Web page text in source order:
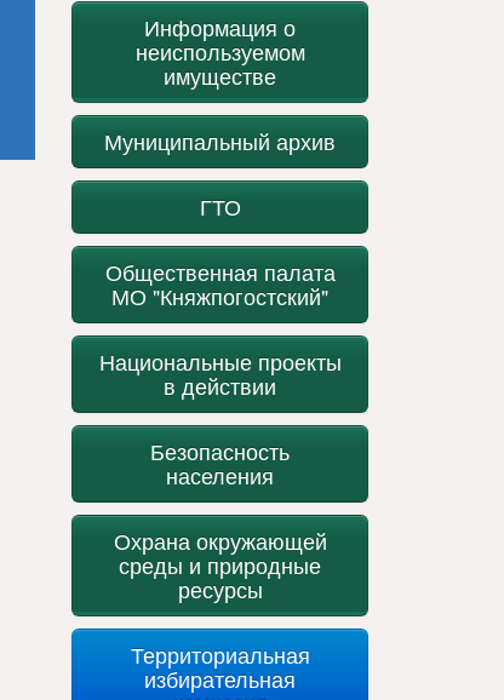
Информация о
неиспользуемом
имуществе
Муниципальный архив
ГТО
Общественная палата
МО "Княжпогостский"
Национальные проекты
в действии
Безопасность
населения
Охрана окружающей
среды и природные
ресурсы
Территориальная
избирательная